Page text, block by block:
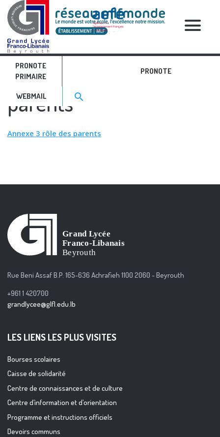
PRONOTE
PRIMAIRE
PRONOTE
WEBMAIL Search for:>
search
RELATIVE POSTS
Annexe 3 rôle des
parents
Annexe 3 rôle des parents
Rue Beni Assaf B.P. 165-636 Achrafieh 1100 2060 - Beyrouth
+961 1 420700
grandlycee@glfl.edu.lb
LES LIENS LES PLUS VISITES
Bourses scolaires
Caisse de solidarité
Centre de connaissances et de culture
Centre d’information et d’orientation
Programme et instructions officiels
Devoirs communs